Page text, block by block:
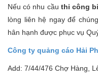
Nếu có nhu cầu thi công
lòng liên hệ ngay để
hân hạnh được phục vụ
Công ty quảng cáo Hải
Add: 7/44/476 Chợ Hàng,